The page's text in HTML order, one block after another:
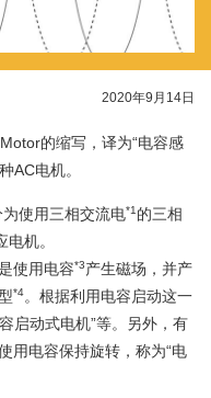
2020年9月14日
的缩写，译为“电容感
AC电机。
使用三相交流电*1的三相
电机。
使用电容*3产生磁场，并产
*4。根据利用电容启动这一
启动式电机”等。另外，有
用电容保持旋转，称为“电